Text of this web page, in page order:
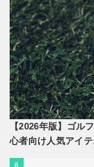
【2026年版】ゴル
心者向け人気アイテ
6